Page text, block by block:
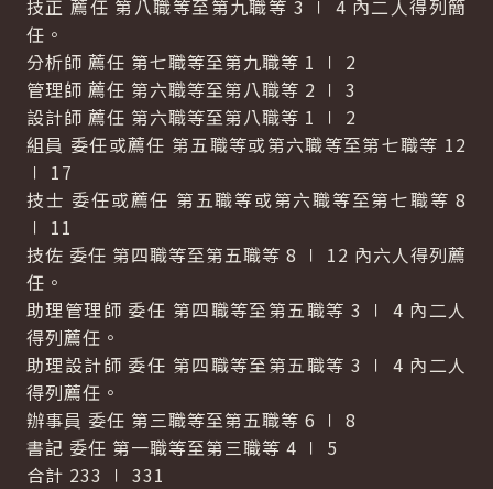
技正 薦任 第八職等至第九職等 3 ∣ 4 內二人得列簡
任。
分析師 薦任 第七職等至第九職等 1 ∣ 2
管理師 薦任 第六職等至第八職等 2 ∣ 3
設計師 薦任 第六職等至第八職等 1 ∣ 2
組員 委任或薦任 第五職等或第六職等至第七職等 12
∣ 17
技士 委任或薦任 第五職等或第六職等至第七職等 8
∣ 11
技佐 委任 第四職等至第五職等 8 ∣ 12 內六人得列薦
任。
助理管理師 委任 第四職等至第五職等 3 ∣ 4 內二人
得列薦任。
助理設計師 委任 第四職等至第五職等 3 ∣ 4 內二人
得列薦任。
辦事員 委任 第三職等至第五職等 6 ∣ 8
書記 委任 第一職等至第三職等 4 ∣ 5
合計 233 ∣ 331